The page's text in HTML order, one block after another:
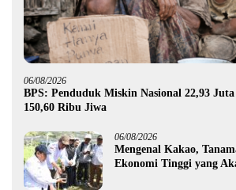
06/08/2026
BPS: Penduduk Miskin Nasional 22,93
150,60 Ribu Jiwa
06/08/2026
Mengenal Kakao,
Ekonomi Tinggi yang